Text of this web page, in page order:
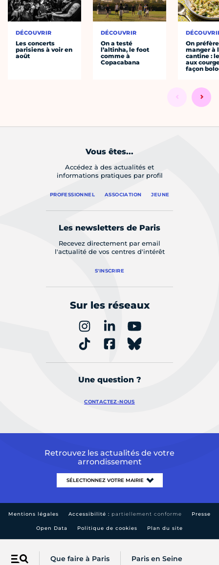
Menu Que faire à Paris Paris en Seine
DÉCOUVRIR
Les concerts
parisiens à voir en
août
DÉCOUVRIR
On a testé
l’altinha, le foot
comme à
Copacabana
On préfère
manger à
cantine :
aux
façon
Vous êtes...
Accédez à des actualités et
informations pratiques par profil
PROFESSIONNEL ASSOCIATION JEUNE
Les newsletters de Paris
Recevez directement par email
l'actualité de vos centres d'intérêt
S'INSCRIRE
Sur les réseaux
Une question ?
CONTACTEZ-NOUS
Retrouvez les actualités de votre
arrondissement
Mentions légales Accessibilité : partiellement conforme Presse
Open Data Politique de cookies Plan du site